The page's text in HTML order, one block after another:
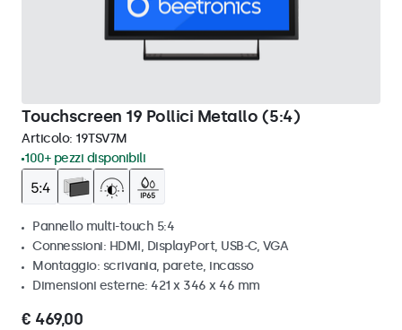
Touchscreen 19 Pollici Metallo (5:4)
Articolo: 19TSV7M
100+ pezzi disponibili
Pannello multi-touch 5:4
Connessioni: HDMI, DisplayPort, USB-C, VGA
Montaggio: scrivania, parete, incasso
Dimensioni esterne: 421 x 346 x 46 mm
€ 469,00